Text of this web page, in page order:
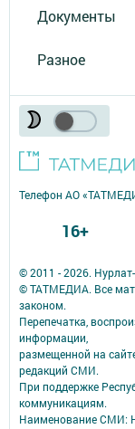
Документы
Разное
© 2011 - 2026.
© ТАТМЕДИА. Все
законом.
Перепечатка,
информации,
размещенной на
редакций СМИ.
При поддержке
коммуникациям.
Наименование СМИ:
Телефон АО
16+